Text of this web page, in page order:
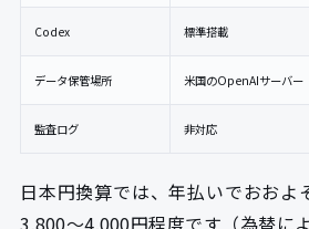
Codex 標準搭載
データ保管場所 米国のOpenAIサーバー
監査ログ 非対応
日本円換算では、年払いでおおよ
3,800〜4,000円程度です（為替に